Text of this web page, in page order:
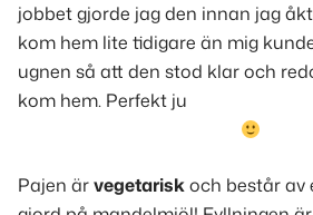
jobbet gjorde jag den innan jag
kom hem lite tidigare än mig
ugnen så att den stod klar och
kom hem. Perfekt ju
Pajen ärvegetariskoch består av